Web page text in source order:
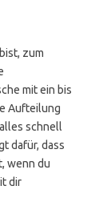
zum
mit ein bis
Aufteilung
schnell
dafür, dass
wenn du
dir